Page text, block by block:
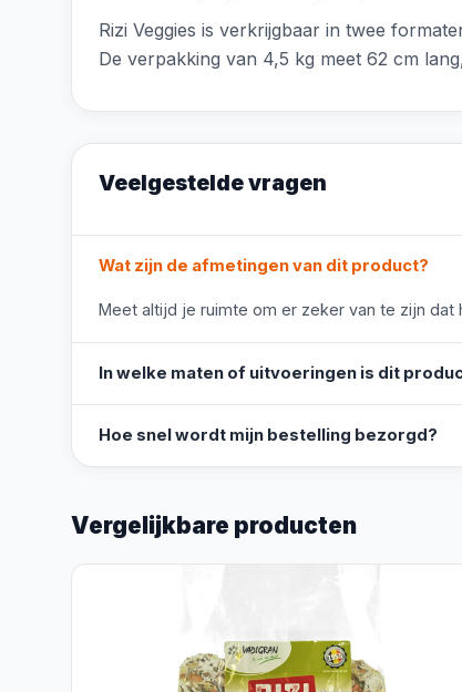
Rizi Veggies is verkrijgbaar in twee
De verpakking van 4,5 kg meet 62 cm
Veelgestelde vragen
Wat zijn de afmetingen van dit product?
Meet altijd je ruimte om er zeker van te zijn dat
In welke maten of uitvoeringen is dit
Hoe snel wordt mijn bestelling bezorgd?
Vergelijkbare producten